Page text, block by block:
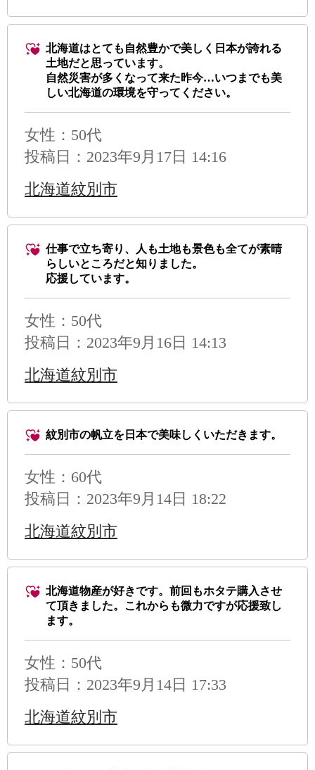
北海道はとても自然豊かで美しく日本が誇れる
土地だと思っています。
自然災害が多くなって来た昨今…いつまでも美
しい北海道の環境を守ってください。
女性：50代
投稿日：2023年9月17日 14:16
北海道紋別市
仕事で立ち寄り、人も土地も景色も全てが素晴
らしいところだと知りました。
応援しています。
女性：50代
投稿日：2023年9月16日 14:13
北海道紋別市
紋別市の帆立を日本で美味しくいただきます。
女性：60代
投稿日：2023年9月14日 18:22
北海道紋別市
北海道物産が好きです。前回もホタテ購入させ
て頂きました。これからも微力ですが応援致し
ます。
女性：50代
投稿日：2023年9月14日 17:33
北海道紋別市